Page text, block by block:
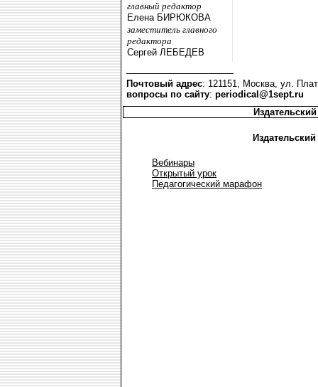
главный редактор
Елена БИРЮКОВА
заместитель главного
редактора
Сергей ЛЕБЕДЕВ
Почтовый адрес: 121151, Москва, ул.
вопросы по сайту: periodical@1sept.ru
Вебинары
Открытый урок
Педагогический марафон